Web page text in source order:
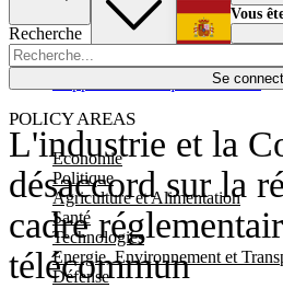
Recherche
Se
POLICY AREAS
Economie
Politique
Agriculture et Alimentation
Santé
Technologies
Energie, Environnement et
Défense
Économie
Español
Vous
L'industrie et la
désaccord sur la
cadre
télécommun